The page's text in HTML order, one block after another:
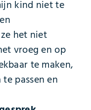
kind niet te
het niet
vroeg en op
te maken,
passen en